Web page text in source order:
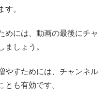
す。
めには、動画の最後にチャ
ましょう。
やすためには、チャンネル
とも有効です。